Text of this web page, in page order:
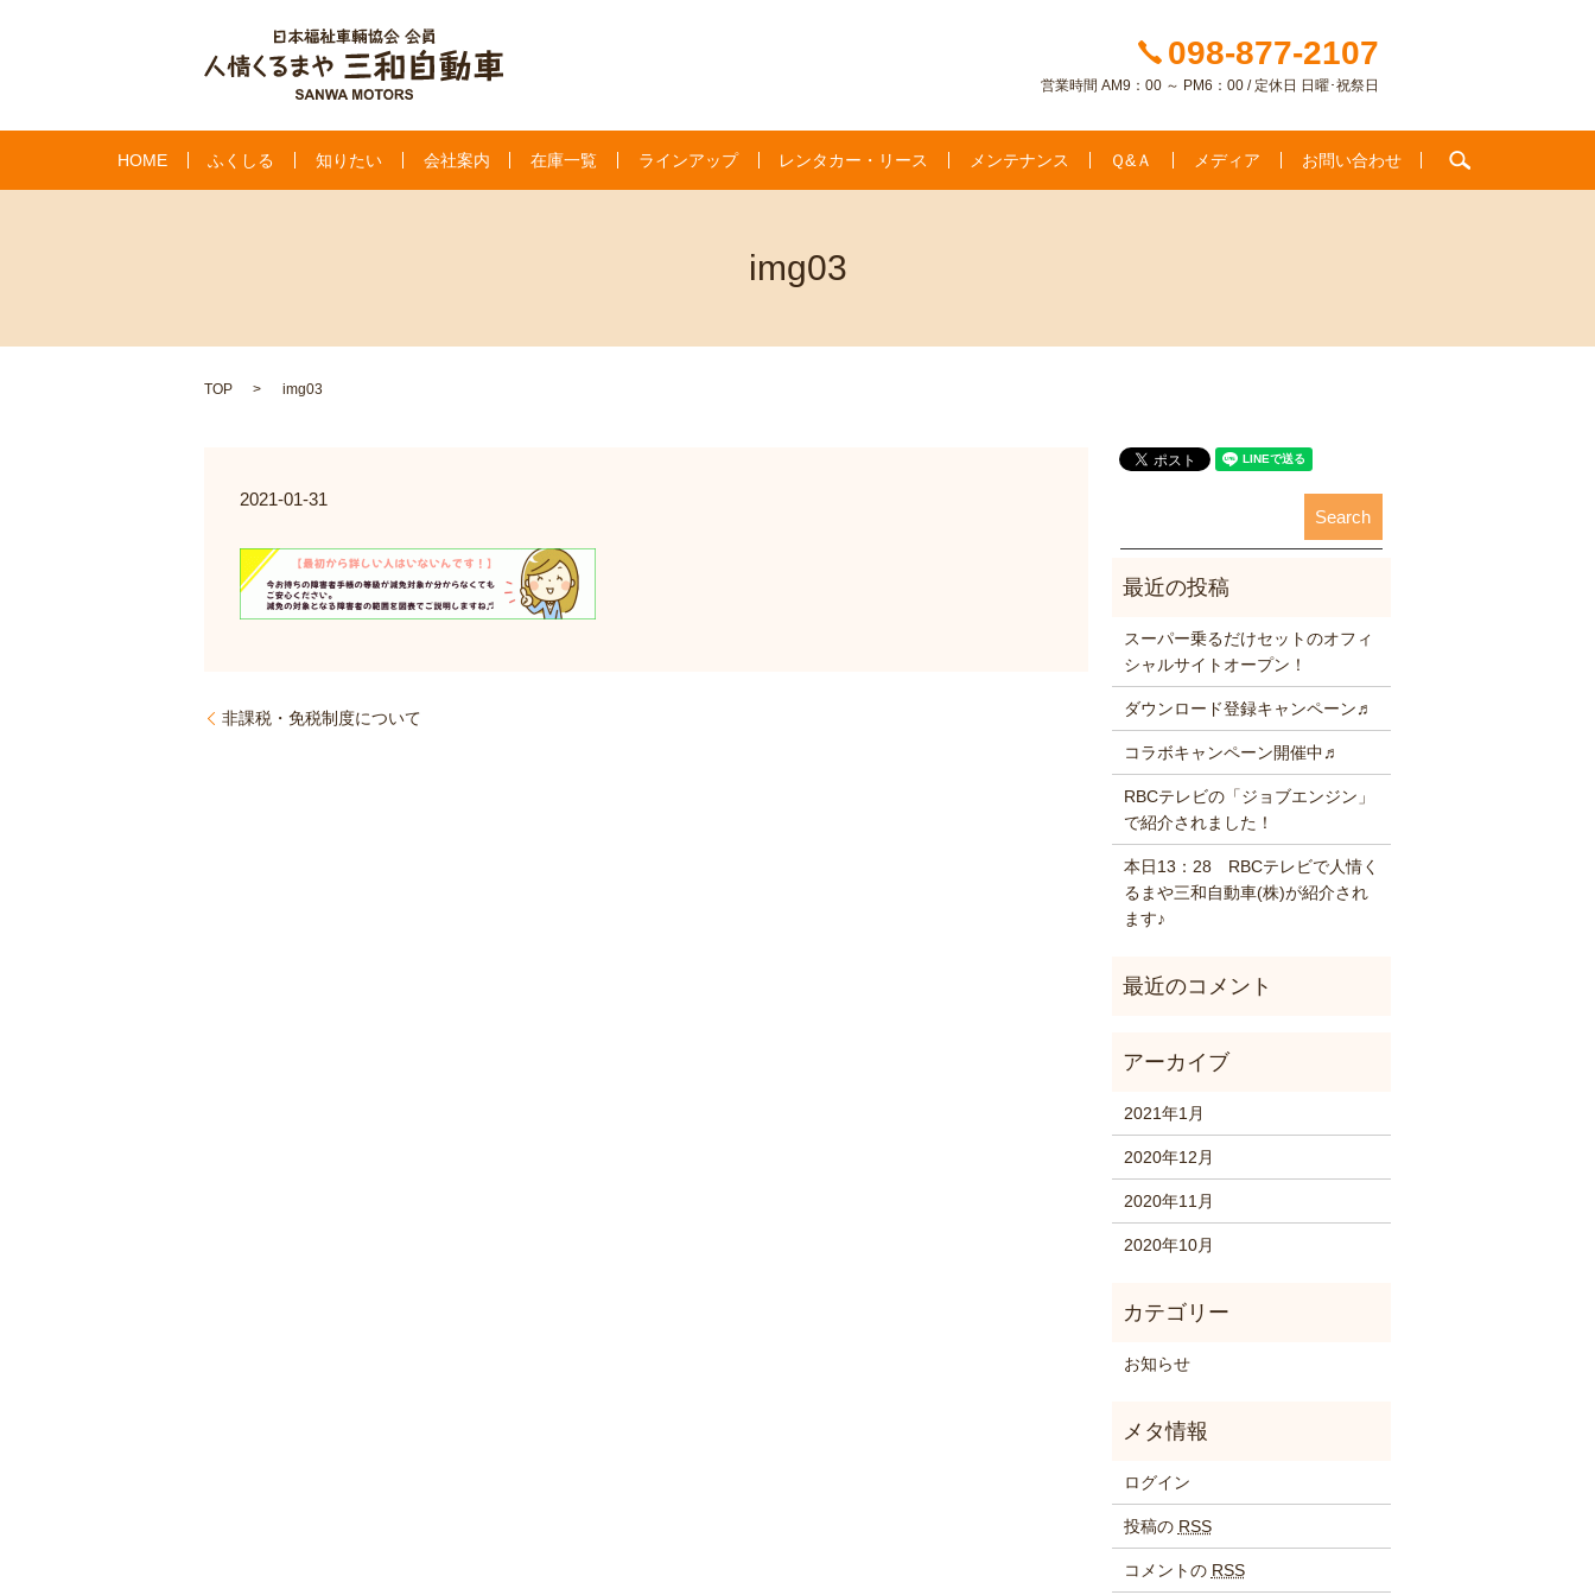
098-877-2107
営業時間 AM9：00 ～ PM6：00 / 定休日 日曜･祝祭日
HOME ふくしる 知りたい 会社案内 在庫一覧 ラインアップ レンタカー・リース メンテナンス Ｑ&Ａ メディア お問い合わせ
img03
TOP img03
2021-01-31
非課税・免税制度について
スーパー乗るだけセットのオフィ
シャルサイトオープン！
ダウンロード登録キャンペーン♬
コラボキャンペーン開催中♬
RBCテレビの「ジョブエンジン」
で紹介されました！
本日13：28 RBCテレビで人情く
るまや三和自動車(株)が紹介され
ます♪
2021年1月
2020年12月
2020年11月
2020年10月
お知らせ
ログイン
投稿の RSS
コメントの RSS